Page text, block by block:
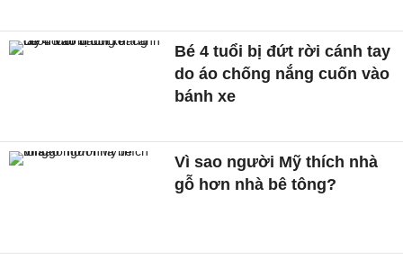
Bé 4 tuổi bị đứt rời cánh tay
do áo chống nắng cuốn vào
bánh xe
Vì sao người Mỹ thích nhà
gỗ hơn nhà bê tông?